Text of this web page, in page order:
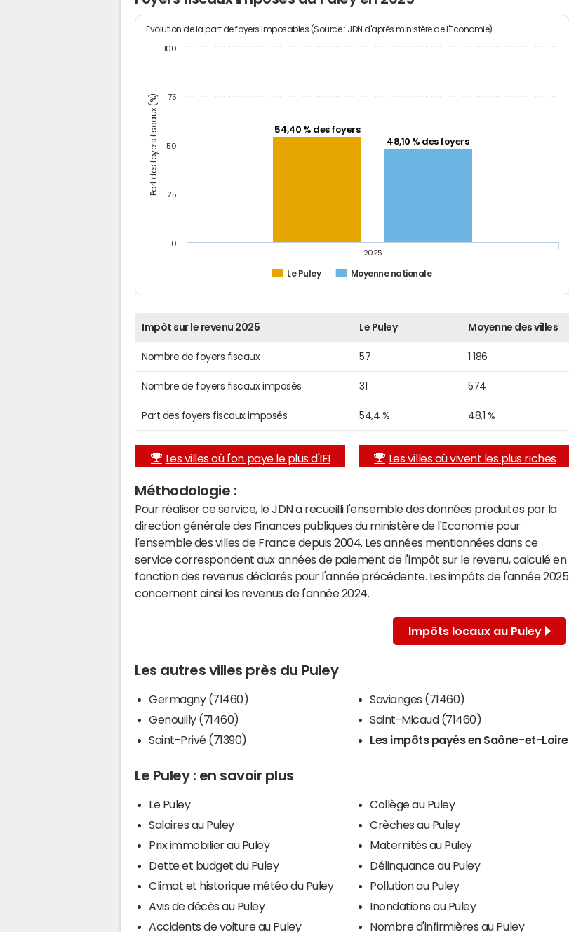
Part des foyers fiscaux (%)
Evolution de la part de foyers imposables (Source : JDN d'après ministère de l'Economie)
54,40 % des foyers
48,10 % des foyers
Le Puley Moyenne nationale
2025
0
25
50
75
100
Impôt sur le revenu 2025 Le Puley Moyenne des villes
Nombre de foyers fiscaux 57 1 186
Nombre de foyers fiscaux imposés 31 574
Part des foyers fiscaux imposés 54,4 % 48,1 %
Les villes où l'on paye le plus d'IFI Les villes où vivent les plus riches
Méthodologie :
Pour réaliser ce service, le JDN a recueilli l'ensemble des données produites par la
direction générale des Finances publiques du ministère de l'Economie pour
l'ensemble des villes de France depuis 2004. Les années mentionnées dans ce
service correspondent aux années de paiement de l'impôt sur le revenu, calculé en
fonction des revenus déclarés pour l'année précédente. Les impôts de l'année 2025
concernent ainsi les revenus de l'année 2024.
Impôts locaux au Puley
Les autres villes près du Puley
Germagny (71460)
Genouilly (71460)
Saint-Privé (71390)
Savianges (71460)
Saint-Micaud (71460)
Les impôts payés en Saône-et-Loire
Le Puley : en savoir plus
Le Puley
Salaires au Puley
Prix immobilier au Puley
Dette et budget du Puley
Climat et historique météo du Puley
Avis de décès au Puley
Accidents de voiture au Puley
Collège au Puley
Crèches au Puley
Maternités au Puley
Délinquance au Puley
Pollution au Puley
Inondations au Puley
Nombre d'infirmières au Puley